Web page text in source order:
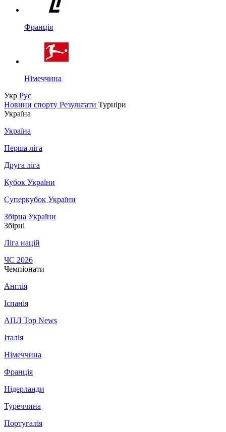
Франція
Німеччина
Укр Рус
Новини спорту Результати Турніри
Україна
Україна
Перша ліга
Друга ліга
Кубок України
Суперкубок України
Збірна України
Збірні
Ліга націй
ЧС 2026
Чемпіонати
Англія
Іспанія
АПЛ Top News
Італія
Німеччина
Франція
Нідерланди
Туреччина
Португалія